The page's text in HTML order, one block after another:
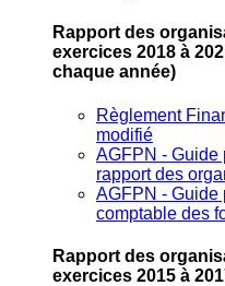
Rapport des
exercices 2018 à
chaque année)
Règlement
modifié
AGFPN ‐ Guide
rapport des
AGFPN ‐
comptable des
Rapport des
exercices 2015 à